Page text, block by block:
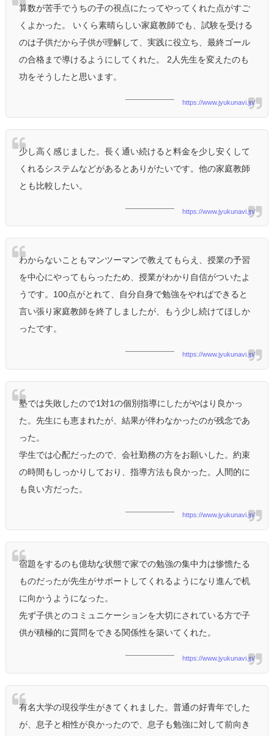
算数が苦手でうちの子の視点にたってやってくれた点がすご
くよかった。 いくら素晴らしい家庭教師でも、試験を受ける
のは子供だから子供が理解して、実践に役立ち、最終ゴール
の合格まで導けるようにしてくれた。 2人先生を変えたのも
功をそうしたと思います。
https://www.jyukunavi.jp/
少し高く感じました。長く通い続けると料金を少し安くして
くれるシステムなどがあるとありがたいです。他の家庭教師
とも比較したい。
https://www.jyukunavi.jp/
わからないこともマンツーマンで教えてもらえ、授業の予習
を中心にやってもらったため、授業がわかり自信がついたよ
うです。100点がとれて、自分自身で勉強をやればできると
言い張り家庭教師を終了しましたが、もう少し続けてほしか
ったです。
https://www.jyukunavi.jp/
塾では失敗したので1対1の個別指導にしたがやはり良かっ
た。先生にも恵まれたが、結果が伴わなかったのが残念であ
った。
学生では心配だったので、会社勤務の方をお願いした。約束
の時間もしっかりしており、指導方法も良かった。人間的に
も良い方だった。
https://www.jyukunavi.jp/
宿題をするのも億劫な状態で家での勉強の集中力は惨憺たる
ものだったが先生がサポートしてくれるようになり進んで机
に向かうようになった。
先ず子供とのコミュニケーションを大切にされている方で子
供が積極的に質問をできる関係性を築いてくれた。
https://www.jyukunavi.jp/
有名大学の現役学生がきてくれました。普通の好青年でした
が、息子と相性が良かったので、息子も勉強に対して前向き